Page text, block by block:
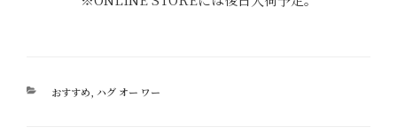
カ
おすすめ, ハグ オー ワー